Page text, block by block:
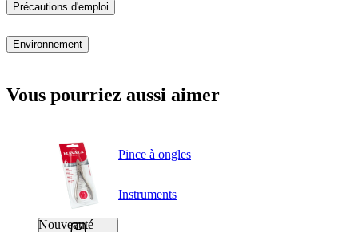
Précautions d'emploi
Environnement
Vous pourriez aussi aimer
Nouveauté
Pince à ongles
Instruments